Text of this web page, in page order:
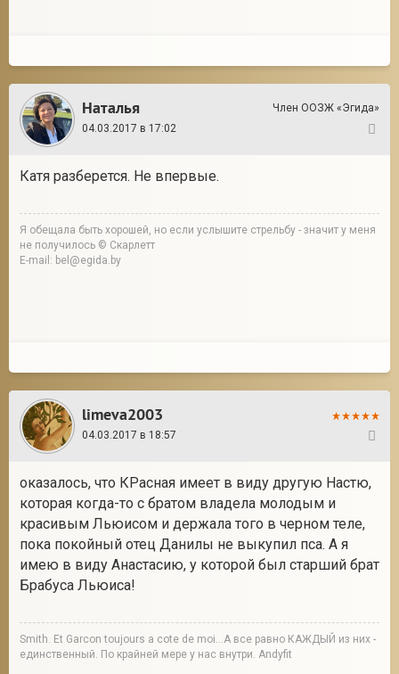
Наталья
Член ООЗЖ «Эгида»
04.03.2017 в 17:02
Катя разберется. Не впервые.
Я обещала быть хорошей, но если услышите стрельбу - значит у меня
не получилось © Скарлетт
E-mail: bel@egida.by
limeva2003
04.03.2017 в 18:57
оказалось, что КРасная имеет в виду другую Настю,
которая когда-то с братом владела молодым и
красивым Льюисом и держала того в черном теле,
пока покойный отец Данилы не выкупил пса. А я
имею в виду Анастасию, у которой был старший брат
Брабуса Льюиса!
Smith. Et Garcon toujours a cote de moi...А все равно КАЖДЫЙ из них -
единственный. По крайней мере у нас внутри. Andyfit